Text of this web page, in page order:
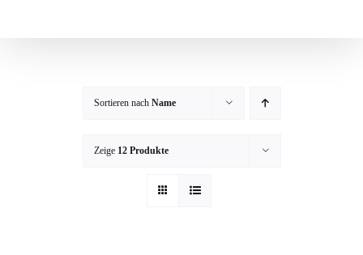
Sortieren nach Name
Zeige 12 Produkte